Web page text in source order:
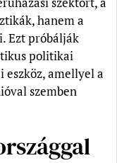
hanem a
Ezt próbálják
politikai
amellyel a
szemben